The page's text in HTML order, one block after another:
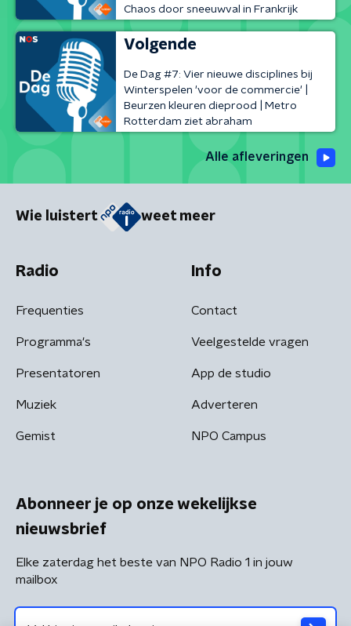
Chaos door sneeuwval in Frankrijk
Volgende
De Dag #7: Vier nieuwe disciplines bij
Winterspelen 'voor de commercie' |
Beurzen kleuren dieprood | Metro
Rotterdam ziet abraham
Alle afleveringen
Wie luistert weet meer
Radio
Frequenties
Programma's
Presentatoren
Muziek
Gemist
Info
Contact
Veelgestelde vragen
App de studio
Adverteren
NPO Campus
Abonneer je op onze wekelijkse
nieuwsbrief
Elke zaterdag het beste van NPO Radio 1 in jouw
mailbox